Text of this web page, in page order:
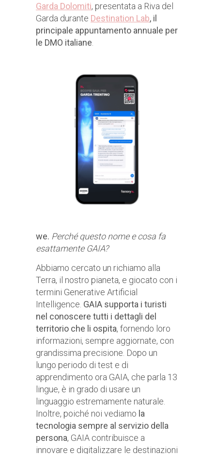
Garda Dolomiti, presentata a Riva del
Garda durante Destination Lab, il
principale appuntamento annuale per
le DMO italiane
we. Perché questo nome e cosa fa
esattamente GAIA?
Abbiamo cercato un richiamo alla
Terra, il nostro pianeta, e giocato con i
termini Generative Artificial
Intelligence. GAIA supporta i turisti
nel conoscere tutti i dettagli del
territorio che li ospita, fornendo loro
informazioni, sempre aggiornate, con
grandissima precisione. Dopo un
lungo periodo di test e di
apprendimento ora GAIA, che parla 13
lingue, è in grado di usare un
linguaggio estremamente naturale.
Inoltre, poiché noi vediamo la
tecnologia sempre al servizio della
persona, GAIA contribuisce a
innovare e digitalizzare le destinazioni